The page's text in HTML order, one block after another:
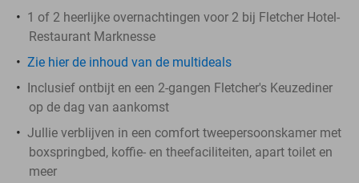
1 of 2 heerlijke overnachtingen voor 2 bij Fletcher Hotel-
Restaurant Marknesse
Zie hier de inhoud van de multideals
Inclusief ontbijt en een 2-gangen Fletcher's Keuzediner
op de dag van aankomst
Jullie verblijven in een comfort tweepersoonskamer met
boxspringbed, koffie- en theefaciliteiten, apart toilet en
meer